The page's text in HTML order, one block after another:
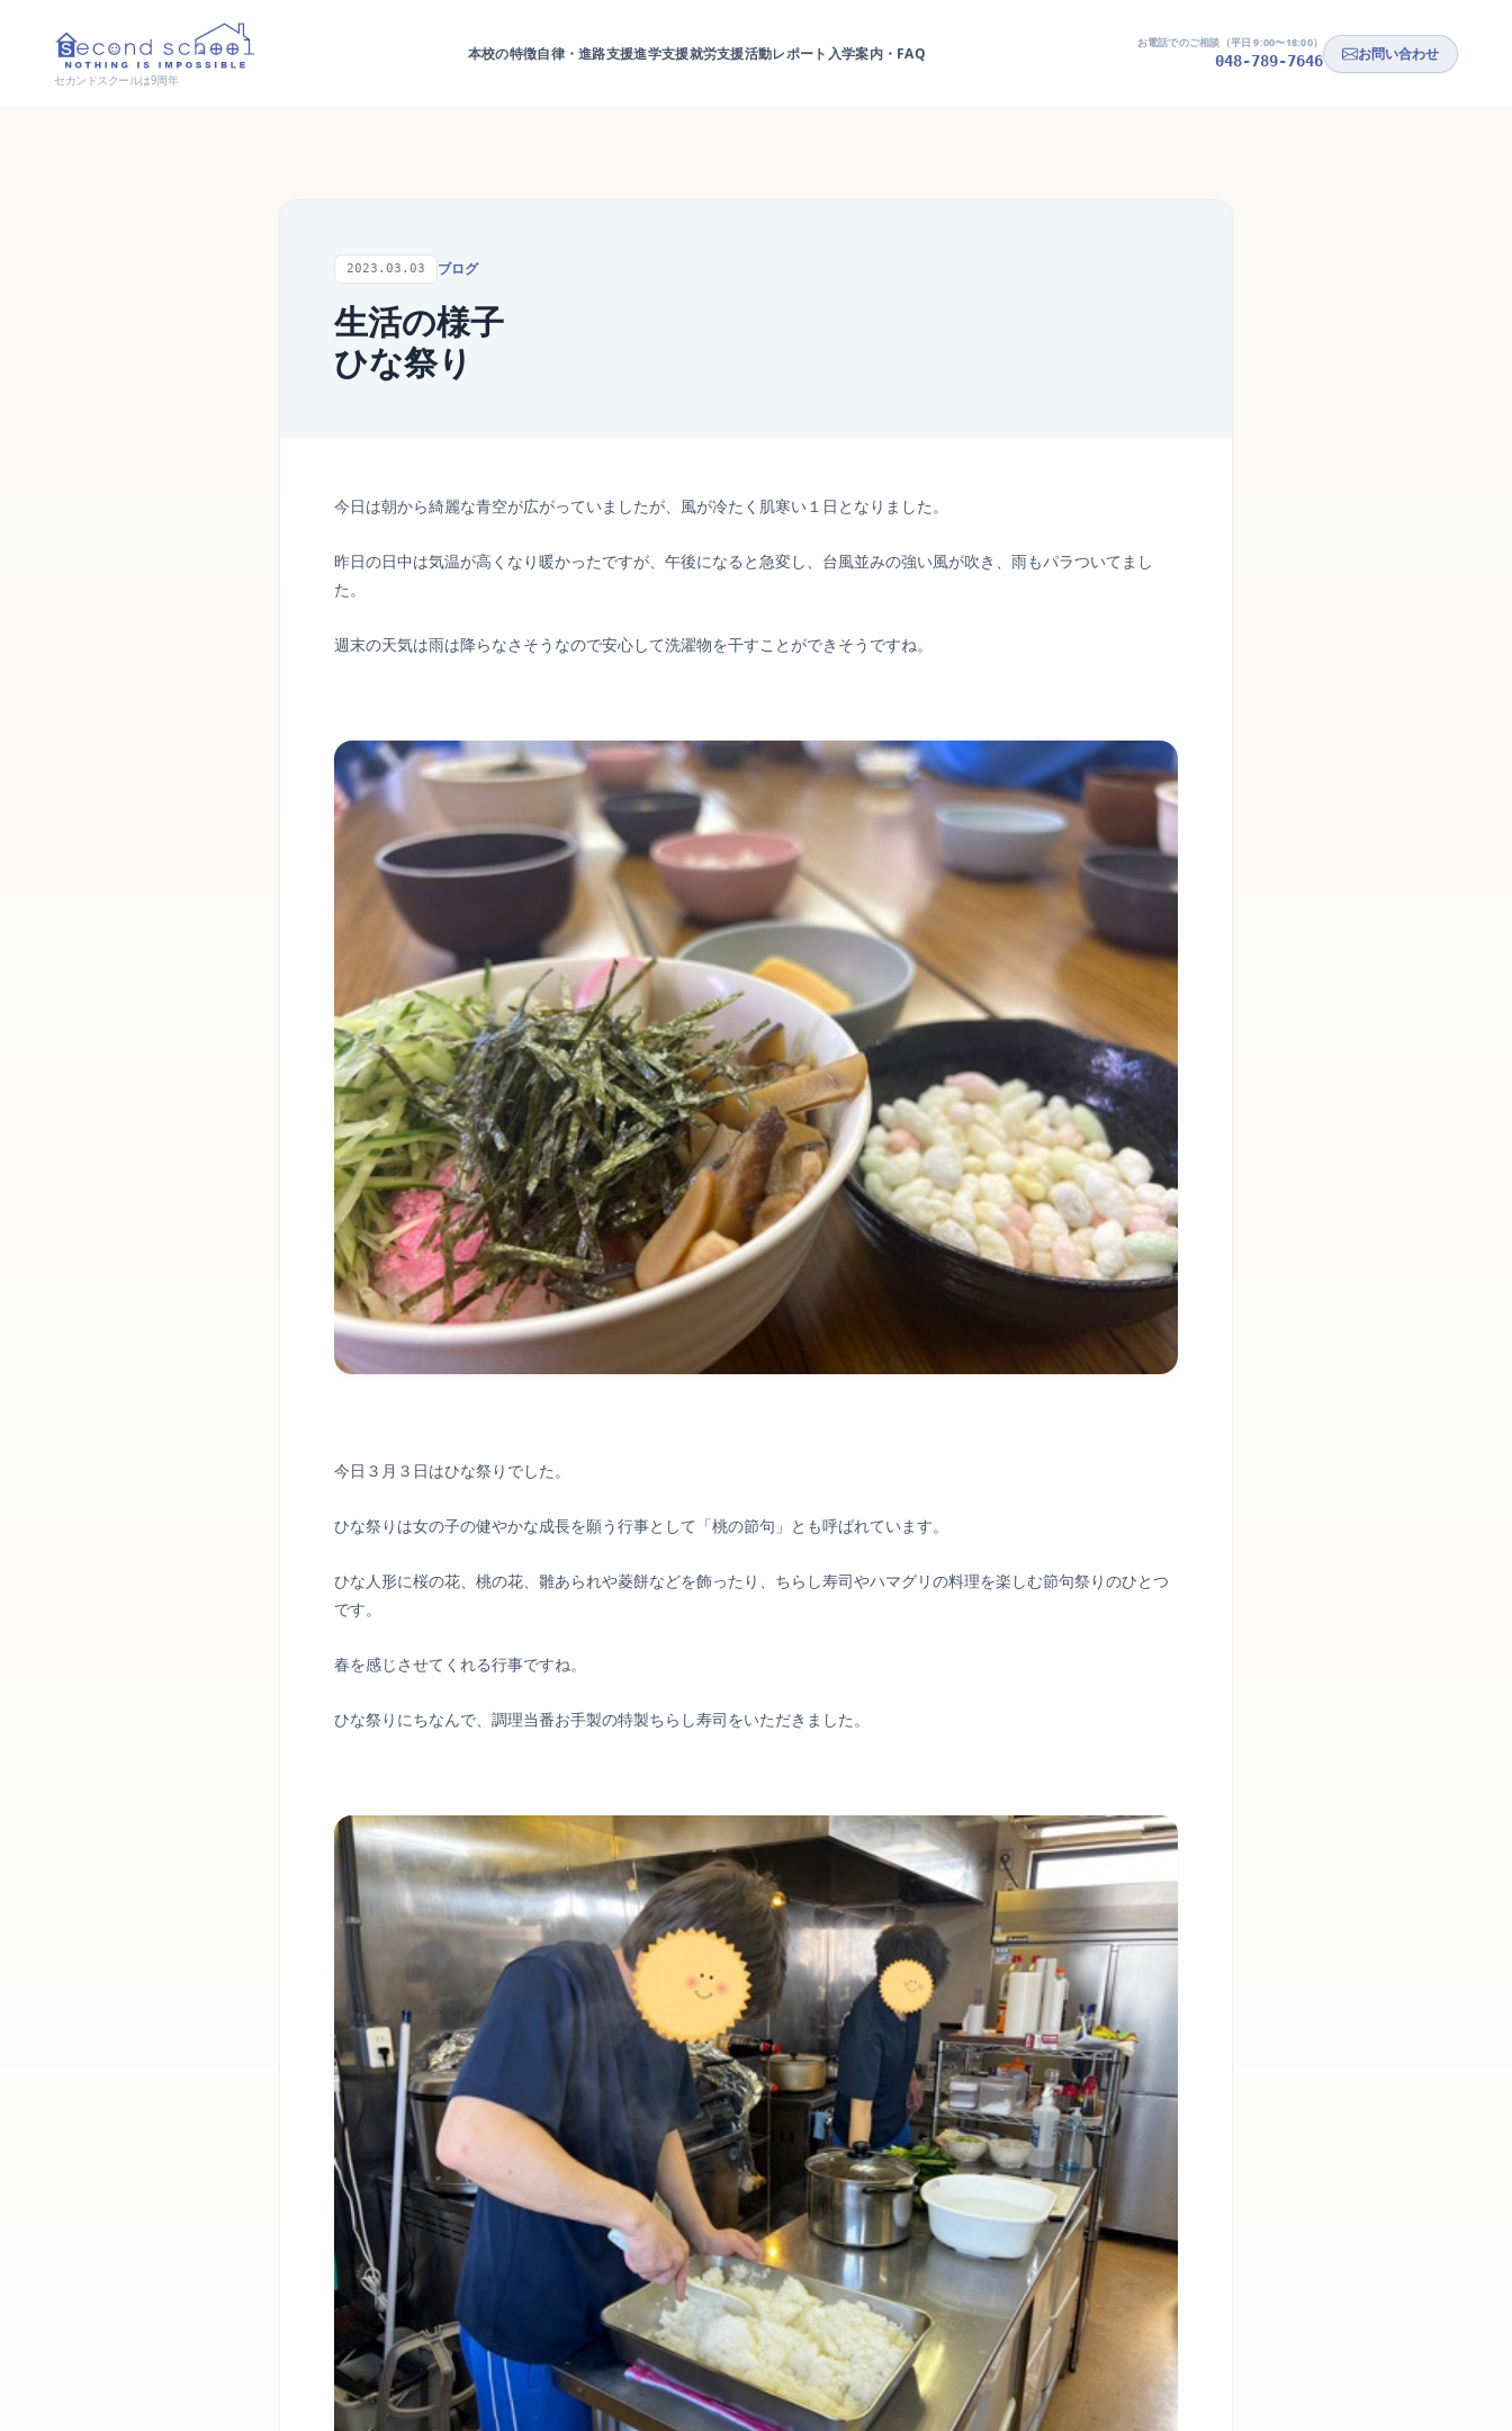
セカンドスクールは9周年
本校の特徴自律・進路支援進学支援就労支援活動レポート 入学案内・FAQ
お電話でのご相談（平日 9:00〜18:00）
048-789-7646 お問い合わせ
2023.03.03 ブログ
生活の様子
ひな祭り
今日は朝から綺麗な青空が広がっていましたが、風が冷たく肌寒い１日となりました。
昨日の日中は気温が高くなり暖かったですが、午後になると急変し、台風並みの強い風が吹き、雨もパラついてまし
た。
週末の天気は雨は降らなさそうなので安心して洗濯物を干すことができそうですね。
今日３月３日はひな祭りでした。
ひな祭りは女の子の健やかな成長を願う行事として「桃の節句」とも呼ばれています。
ひな人形に桜の花、桃の花、雛あられや菱餅などを飾ったり、ちらし寿司やハマグリの料理を楽しむ節句祭りのひとつ
です。
春を感じさせてくれる行事ですね。
ひな祭りにちなんで、調理当番お手製の特製ちらし寿司をいただきました。